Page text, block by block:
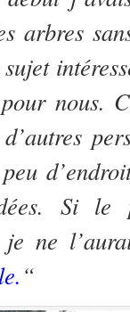
arbres
nous.
Si
je ne
“